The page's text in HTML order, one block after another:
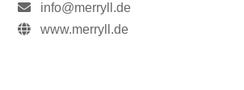
info@merryll.de
www.merryll.de